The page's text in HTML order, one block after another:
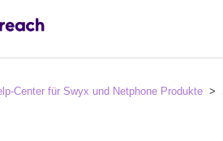
Center für Swyx und Netphone Produkte